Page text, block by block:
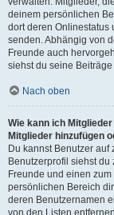
deinem persönlichen
dort deren Onlinestatus
senden. Abhängig von
Freunde auch
siehst du seine
Nach oben
Wie kann ich
Mitglieder hinzufügen
Du kannst Benutzer auf
Benutzerprofil siehst
Freunde und einen
persönlichen Bereich
deren Benutzernamen
von den Listen